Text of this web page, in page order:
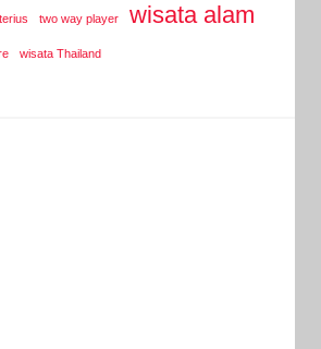
two way player wisata alam
wisata Thailand